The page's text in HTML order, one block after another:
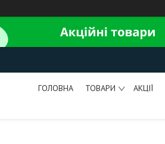
ГОЛОВНА ТОВАРИ АКЦІЇ